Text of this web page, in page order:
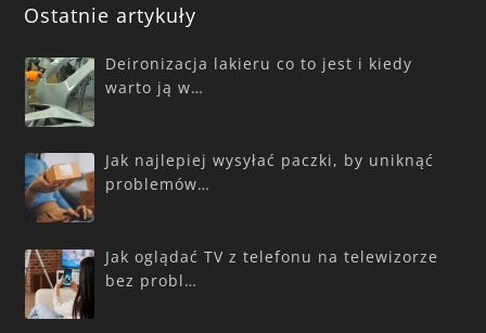
Ostatnie artykuły
Deironizacja lakieru co to jest i kiedy
warto ją w…
Jak najlepiej wysyłać paczki, by uniknąć
problemów…
Jak oglądać TV z telefonu na telewizorze
bez probl…